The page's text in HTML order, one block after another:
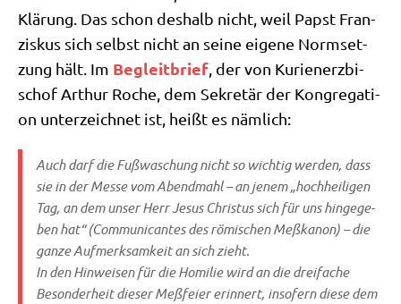
Klä­rung. Das schon des­halb nicht, weil Papst Fran­
zis­kus sich selbst nicht an sei­ne eige­ne Norm­set­
zung hält. Im Begleit­brief , der von Kuri­en­erz­bi­
schof Arthur Roche, dem Sekre­tär der Kon­gre­ga­ti­
on unter­zeich­net ist, heißt es nämlich:
Auch darf die Fuß­wa­schung nicht so wich­tig wer­den, dass
sie in der Mes­se vom Abend­mahl – an jenem „hoch­hei­li­gen
Tag, an dem unser Herr Jesus Chri­stus sich für uns hin­ge­ge­
ben hat“ (Com­mu­ni­can­tesdes römi­schen Meß­ka­non) – die
gan­ze Auf­merk­sam­keit an sich zieht.
In den Hin­wei­sen für die Homi­lie wird an die drei­fa­che
Beson­der­heit die­ser Meß­fei­er erin­nert, inso­fern die­se dem